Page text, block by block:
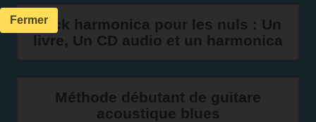
Pack harmonica pour les nuls : Un
livre, Un CD audio et un harmonica
Méthode débutant de guitare
acoustique blues
Fermer